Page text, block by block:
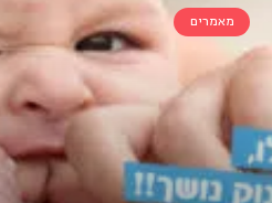
ילדים וחברים
מאמרים